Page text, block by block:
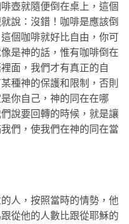
壺就隨便倒在桌上，這個
說：沒錯！咖啡是應該倒
個咖啡就好比自由，你可
是神的話，惟有咖啡倒在
面，我們才有真正的自
種神的保護和限制，否則
你自己，神的同在在哪
說要回轉的時候，就是讓
們，使我們在神的同在當
人，按照當時的情勢，他
從他的人數比跟從耶穌的